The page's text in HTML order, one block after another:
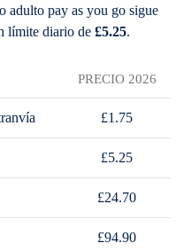
adulto pay as you go sigue
límite diario de £5.25.
PRECIO 2026
£1.75
£5.25
£24.70
£94.90